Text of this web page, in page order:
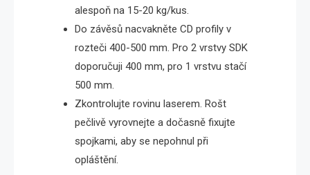
alespoň na 15-20 kg/kus.
Do závěsů nacvakněte CD profily v
rozteči 400-500 mm. Pro 2 vrstvy SDK
doporučuji 400 mm, pro 1 vrstvu stačí
500 mm.
Zkontrolujte rovinu laserem. Rošt
pečlivě vyrovnejte a dočasně fixujte
spojkami, aby se nepohnul při
opláštění.